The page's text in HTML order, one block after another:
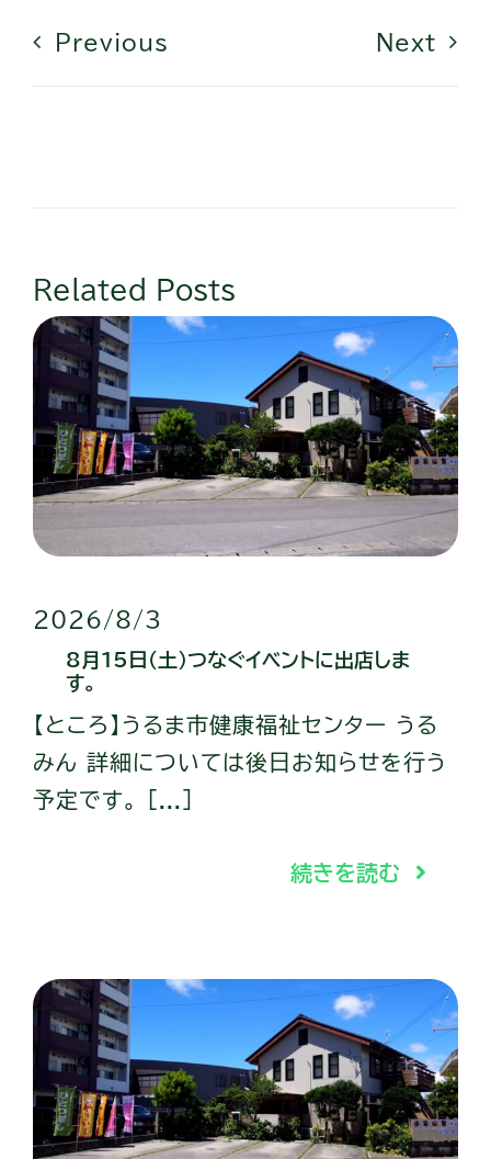
Previous Next
Related Posts
2026/8/3
8月15日（土）つなぐイベントに出店しま
す。
【ところ】うるま市健康福祉センター うる
みん 詳細については後日お知らせを行う
予定です。 [...]
続きを読む